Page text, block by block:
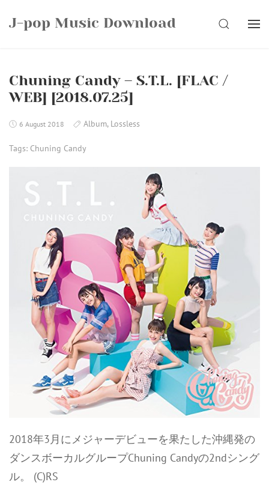
J-pop Music Download SEARCH
Chuning Candy – S.T.L. [FLAC /
WEB] [2018.07.25]
6 August 2018 Album, Lossless
Tags: Chuning Candy
2018年3月にメジャーデビューを果たした沖縄発の
ダンスボーカルグループChuning Candyの2ndシング
ル。 (C)RS